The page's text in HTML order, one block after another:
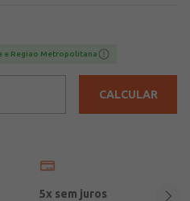
e Regiao Metropolitana
CALCULAR
5x sem juros